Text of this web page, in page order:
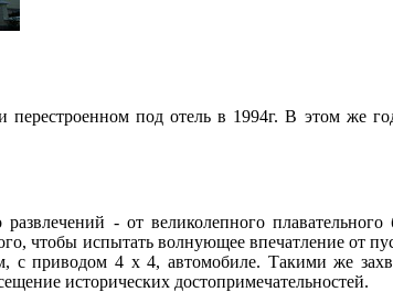
под отель в 1994г. В этом же
- от великолепного
чтобы испытать волнующее впечатление от
с приводом 4 х 4, автомобиле. Такими же
исторических достопримечательностей.